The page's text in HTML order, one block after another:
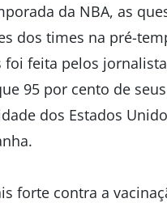
da NBA, as
dos times na pré-
feita pelos
95 por cento de
dos Estados
forte contra a